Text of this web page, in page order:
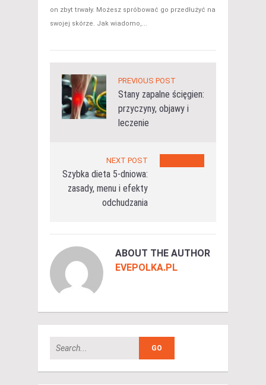
on zbyt trwały. Możesz spróbować go przedłużyć na
swojej skórze. Jak wiadomo,...
PREVIOUS POST
Stany zapalne ścięgien:
przyczyny, objawy i
leczenie
NEXT POST
Szybka dieta 5-dniowa:
zasady, menu i efekty
odchudzania
ABOUT THE AUTHOR
EVEPOLKA.PL